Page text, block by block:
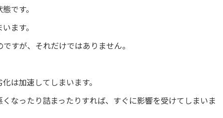
です。
ます。
すが、それだけではありません。
は加速してしまいます。
なったり詰まったりすれば、すぐに影響を受けてしまいま